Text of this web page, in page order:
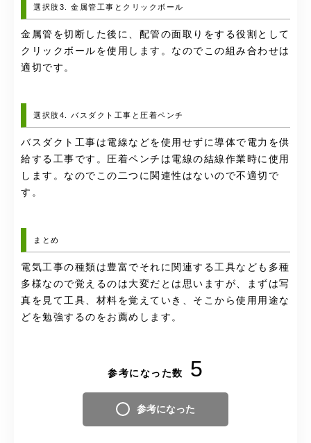
選択肢3. 金属管工事とクリックボール
金属管を切断した後に、配管の面取りをする役割として
クリックボールを使用します。なのでこの組み合わせは
適切です。
選択肢4. バスダクト工事と圧着ペンチ
バスダクト工事は電線などを使用せずに導体で電力を供
給する工事です。圧着ペンチは電線の結線作業時に使用
します。なのでこの二つに関連性はないので不適切で
す。
まとめ
電気工事の種類は豊富でそれに関連する工具なども多種
多様なので覚えるのは大変だとは思いますが、まずは写
真を見て工具、材料を覚えていき、そこから使用用途な
どを勉強するのをお薦めします。
参考になった数 5
参考になった